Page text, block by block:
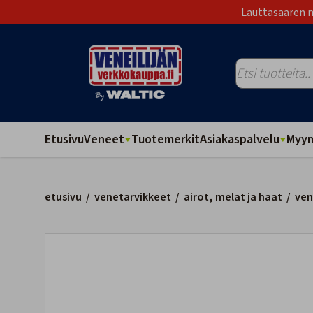
Lauttasaaren
EtusivuVeneet TuotemerkitAsiakaspalvelu
etusivu / venetarvikkeet / airot, melat ja haat /